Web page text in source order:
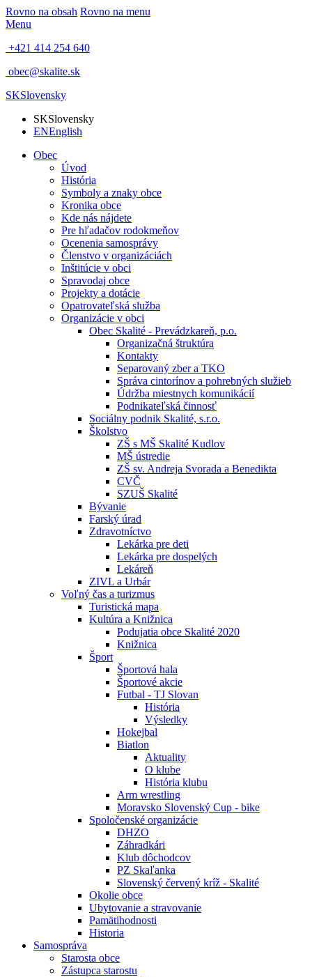
Rovno na obsah Rovno na menu
Menu
+421 414 254 640
obec@skalite.sk
SKSlovensky
SKSlovensky
ENEnglish
Obec
Úvod
História
Symboly a znaky obce
Kronika obce
Kde nás nájdete
Pre hľadačov rodokmeňov
Ocenenia samosprávy
Členstvo v organizáciách
Inštitúcie v obci
Spravodaj obce
Projekty a dotácie
Opatrovateľská služba
Organizácie v obci
Obec Skalité - Prevádzkareň, p.o.
Organizačná štruktúra
Kontakty
Separovaný zber a TKO
Správa cintorínov a pohrebných služieb
Údržba miestnych komunikácií
Podnikateľská činnosť
Sociálny podnik Skalité, s.r.o.
Školstvo
ZŠ s MŠ Skalité Kudlov
MŠ ústredie
ZŠ sv. Andreja Svorada a Benedikta
CVČ
SZUŠ Skalité
Bývanie
Farský úrad
Zdravotníctvo
Lekárka pre deti
Lekárka pre dospelých
Lekáreň
ZIVL a Urbár
Voľný čas a turizmus
Turistická mapa
Kultúra a Knižnica
Podujatia obce Skalité 2020
Knižnica
Šport
Športová hala
Športové akcie
Futbal - TJ Slovan
História
Výsledky
Hokejbal
Biatlon
Aktuality
O klube
História klubu
Arm wrestling
Moravsko Slovenský Cup - bike
Spoločenské organizácie
DHZO
Záhradkári
Klub dôchodcov
PZ Skaľanka
Slovenský červený kríž - Skalité
Okolie obce
Ubytovanie a stravovanie
Pamätihodnosti
Historia
Samospráva
Starosta obce
Zástupca starostu